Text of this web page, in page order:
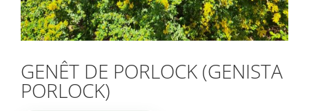
GENÊT DE PORLOCK (GENISTA
PORLOCK)